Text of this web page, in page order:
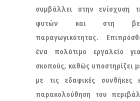
συμβάλλει στην ενίσχυση
φυτών και στη
παραγωγικότητας.
ένα πολύτιμο εργαλείο
σκοπούς, καθώς υποστηρίζει
με τις εδαφικές συνθήκες
παρακολούθηση του